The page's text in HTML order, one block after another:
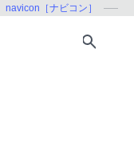
navicon［ナビコン］